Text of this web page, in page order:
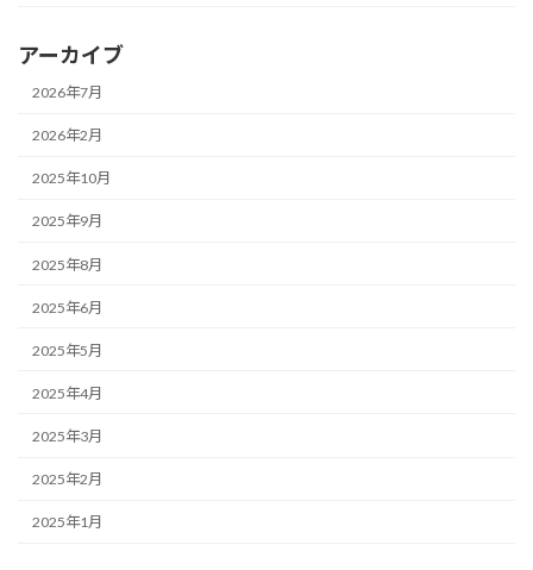
アーカイブ
2026年7月
2026年2月
2025年10月
2025年9月
2025年8月
2025年6月
2025年5月
2025年4月
2025年3月
2025年2月
2025年1月